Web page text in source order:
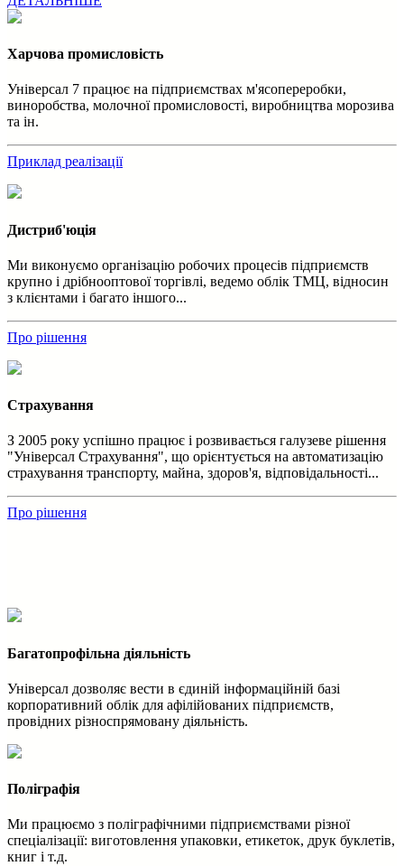
Харчова промисловість
Універсал 7 працює на підприємствах м'ясопереробки,
виноробства, молочної промисловості, виробництва морозива
та ін.
Приклад реалізації
Дистриб'юція
Ми виконуємо організацію робочих процесів підприємств
крупно і дрібнооптової торгівлі, ведемо облік ТМЦ, відносин
з клієнтами і багато іншого...
Про рішення
Страхування
З 2005 року успішно працює і розвивається галузеве рішення
"Універсал Страхування", що орієнтується на автоматизацію
страхування транспорту, майна, здоров'я, відповідальності...
Про рішення
Багатопрофільна діяльність
Універсал дозволяє вести в єдиній інформаційній базі
корпоративний облік для афілійованих підприємств,
провідних різноспрямовану діяльність.
Поліграфія
Ми працюємо з поліграфічними підприємствами різної
спеціалізації: виготовлення упаковки, етикеток, друк буклетів,
книг і т.д.